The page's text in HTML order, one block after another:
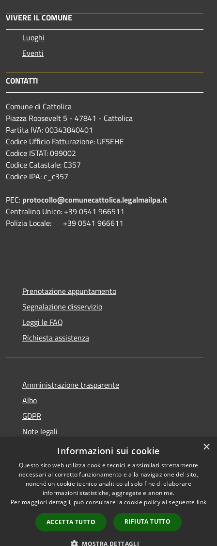
VIVERE IL COMUNE
Luoghi
Eventi
CONTATTI
Comune di Cattolica
Piazza Roosevelt 5 - 47841 - Cattolica
Partita IVA: 00343840401
Codice Ufficio Fatturazione: UF5EHE
Codice ISTAT: 099002
Codice Catastale: C357
Codice IPA: c_c357
PEC: protocollo@comunecattolica.legalmailpa.it
Centralino Unico: +39 0541 966511
Polizia Locale: +39 0541 966611
Prenotazione appuntamento
Segnalazione disservizio
Leggi le FAQ
Richiesta assistenza
Amministrazione trasparente
Albo
GDPR
Note legali
Dichiarazione di accessibilità
Accessibilità
Copyright © 2026 • Comune di
Cattolica • Powered by
Municipium•
Accesso
redazione
×
Informazioni sui cookie
Questo sito web utilizza cookie tecnici e assimilati strettamente
necessari al corretto funzionamento e alla navigazione del sito,
nonché un cookie tecnico analitico al solo fine di elaborare
informazioni statistiche, aggregate e anonime.
Per maggiori dettagli, può consultare la cookie policy al seguente link
ACCETTA TUTTO RIFIUTA TUTTO
MOSTRA DETTAGLI